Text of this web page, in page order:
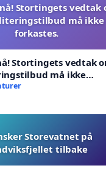
Stortingets vedtak
må ikke
forkastes.
Stortingets vedtak
må ikke
Storevatnet på
tilbake